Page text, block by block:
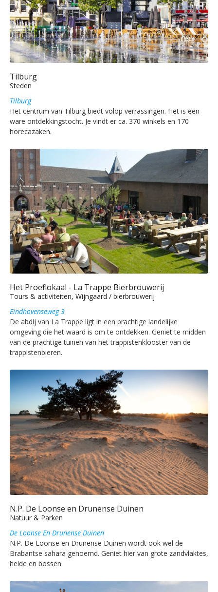
Tilburg
Steden
Tilburg
Het centrum van Tilburg biedt volop verrassingen. Het is een
ware ontdekkingstocht. Je vindt er ca. 370 winkels en 170
horecazaken.
Het Proeflokaal - La Trappe Bierbrouwerij
Tours & activiteiten, Wijngaard / bierbrouwerij
Eindhovenseweg 3
De abdij van La Trappe ligt in een prachtige landelijke
omgeving die het waard is om te ontdekken. Geniet te midden
van de prachtige tuinen van het trappistenklooster van de
trappistenbieren.
N.P. De Loonse en Drunense Duinen
Natuur & Parken
De Loonse En Drunense Duinen
N.P. De Loonse en Drunense Duinen wordt ook wel de
Brabantse sahara genoemd. Geniet hier van grote zandvlaktes,
heide en bossen.